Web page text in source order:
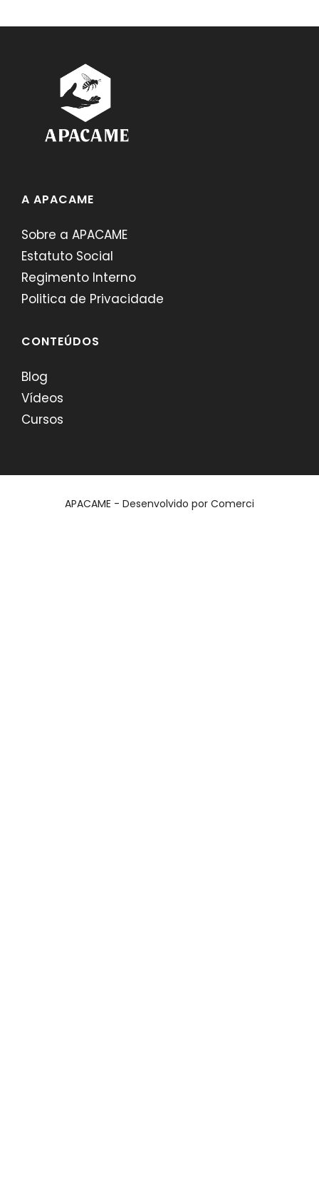
A APACAME
Sobre a APACAME
Estatuto Social
Regimento Interno
Politica de Privacidade
CONTEÚDOS
Blog
Vídeos
Cursos
APACAME - Desenvolvido por Comerci